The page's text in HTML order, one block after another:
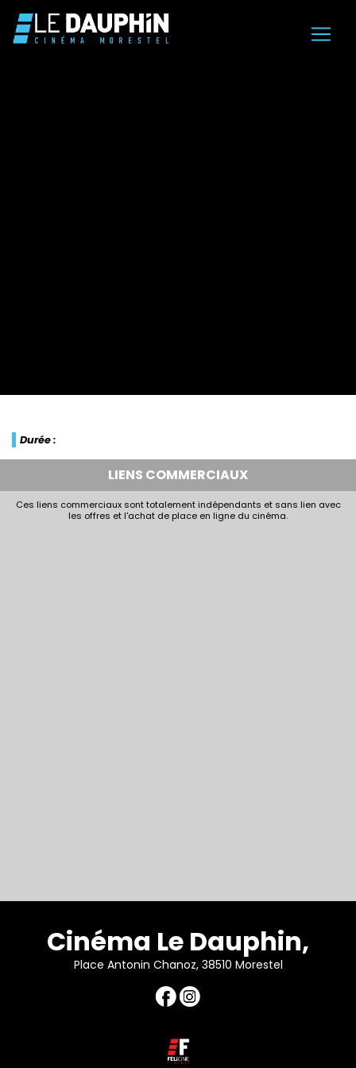
Durée :
LIENS COMMERCIAUX
Ces liens commerciaux sont totalement indépendants et sans lien avec
les offres et l'achat de place en ligne du cinéma.
Cinéma Le Dauphin,
Place Antonin Chanoz, 38510 Morestel